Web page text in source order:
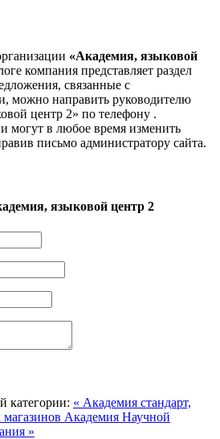
«Академия, языковой
компания представляет раздел
связанные с
можно направить руководителю
центр 2» по телефону .
могут в любое время изменить
письмо администратору сайта.
языковой центр 2
категории: « Академия стандарт,
Академия Научной
»